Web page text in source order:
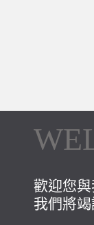
歡迎您
我們將